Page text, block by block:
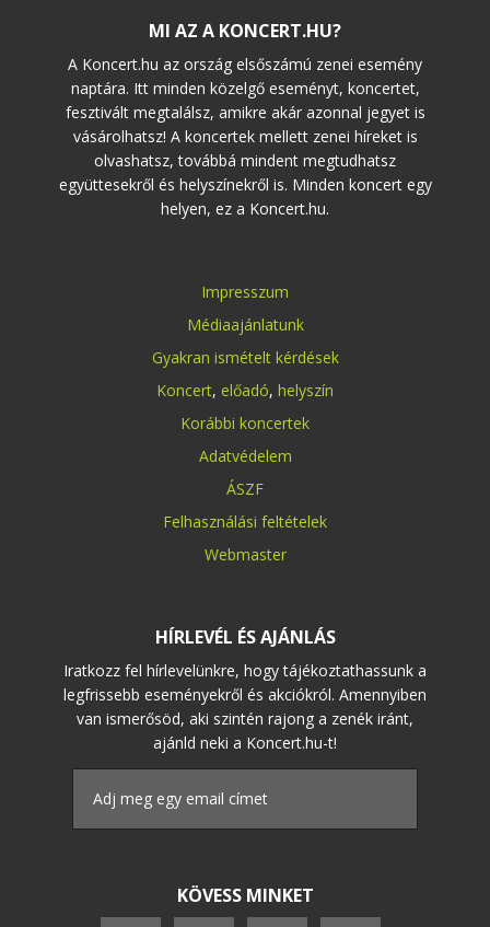
MI AZ A KONCERT.HU?
A Koncert.hu az ország elsőszámú zenei esemény
naptára. Itt minden közelgő eseményt, koncertet,
fesztivált megtalálsz, amikre akár azonnal jegyet is
vásárolhatsz! A koncertek mellett zenei híreket is
olvashatsz, továbbá mindent megtudhatsz
együttesekről és helyszínekről is. Minden koncert egy
helyen, ez a Koncert.hu.
Impresszum
Médiaajánlatunk
Gyakran ismételt kérdések
Koncert, előadó, helyszín
Korábbi koncertek
Adatvédelem
ÁSZF
Felhasználási feltételek
Webmaster
HÍRLEVÉL ÉS AJÁNLÁS
Iratkozz fel hírlevelünkre, hogy tájékoztathassunk a
legfrissebb eseményekről és akciókról. Amennyiben
van ismerősöd, aki szintén rajong a zenék iránt,
ajánld neki a Koncert.hu-t!
KÖVESS MINKET